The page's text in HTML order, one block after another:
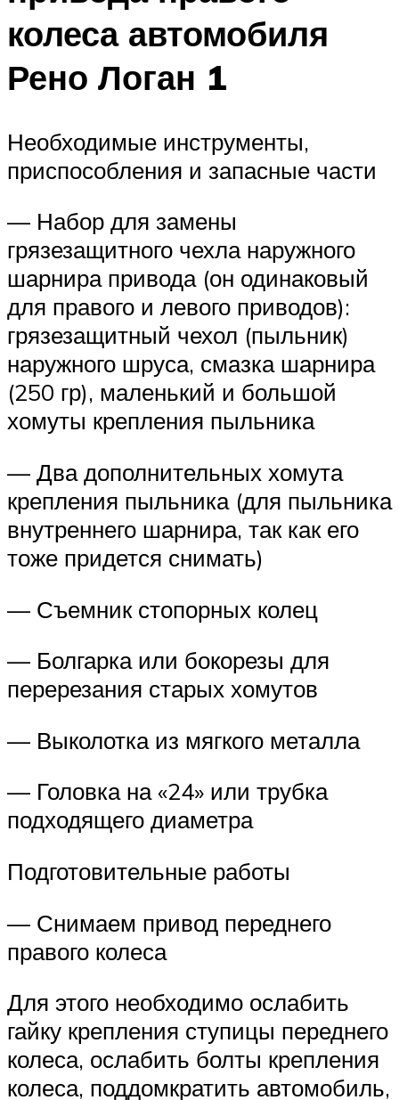
колеса автомобиля
Рено Логан 1
Необходимые инструменты,
приспособления и запасные части
— Набор для замены
грязезащитного чехла наружного
шарнира привода (он одинаковый
для правого и левого приводов):
грязезащитный чехол (пыльник)
наружного шруса, смазка шарнира
(250 гр), маленький и большой
хомуты крепления пыльника
— Два дополнительных хомута
крепления пыльника (для пыльника
внутреннего шарнира, так как его
тоже придется снимать)
— Съемник стопорных колец
— Болгарка или бокорезы для
перерезания старых хомутов
— Выколотка из мягкого металла
— Головка на «24» или трубка
подходящего диаметра
Подготовительные работы
— Снимаем привод переднего
правого колеса
Для этого необходимо ослабить
гайку крепления ступицы переднего
колеса, ослабить болты крепления
колеса, поддомкратить автомобиль,